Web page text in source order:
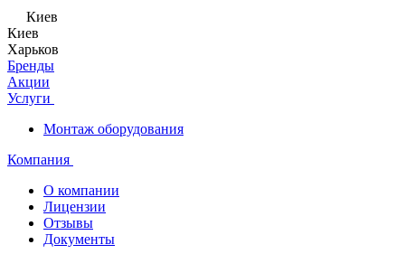
Киев
Киев
Харьков
Бренды
Акции
Услуги
Монтаж оборудования
Компания
О компании
Лицензии
Отзывы
Документы